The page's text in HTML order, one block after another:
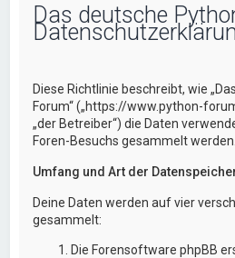
Das deutsche
Diese Richtlinie beschreibt, wie
Forum“ („https://www.python-
„der Betreiber“) die Daten
Foren-Besuchs gesammelt werden.
Umfang und Art der
Deine Daten werden auf vier
gesammelt:
Die Forensoftware phpBB